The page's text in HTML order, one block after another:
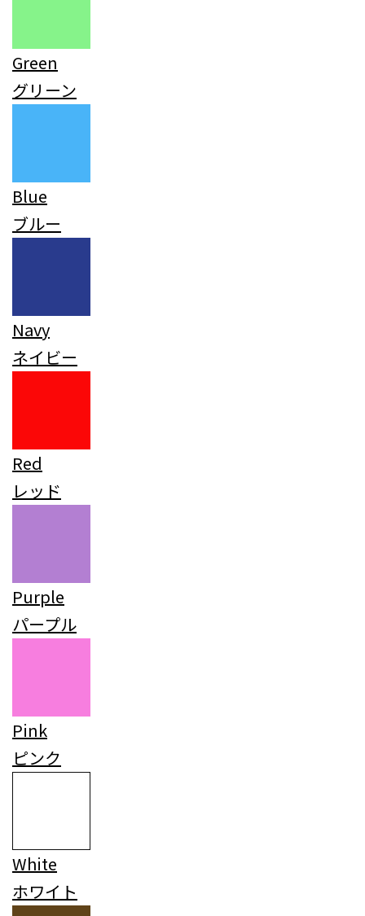
Green
グリーン
Blue
ブルー
Navy
ネイビー
Red
レッド
Purple
パープル
Pink
ピンク
White
ホワイト